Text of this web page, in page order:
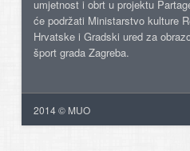
umjetnost i obrt u projektu
će podržati Ministarstvo kulture
Hrvatske i Gradski ured za
šport grada Zagreba.
2014 © MUO